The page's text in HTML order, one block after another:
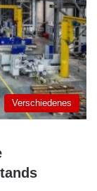
Verschiedenes